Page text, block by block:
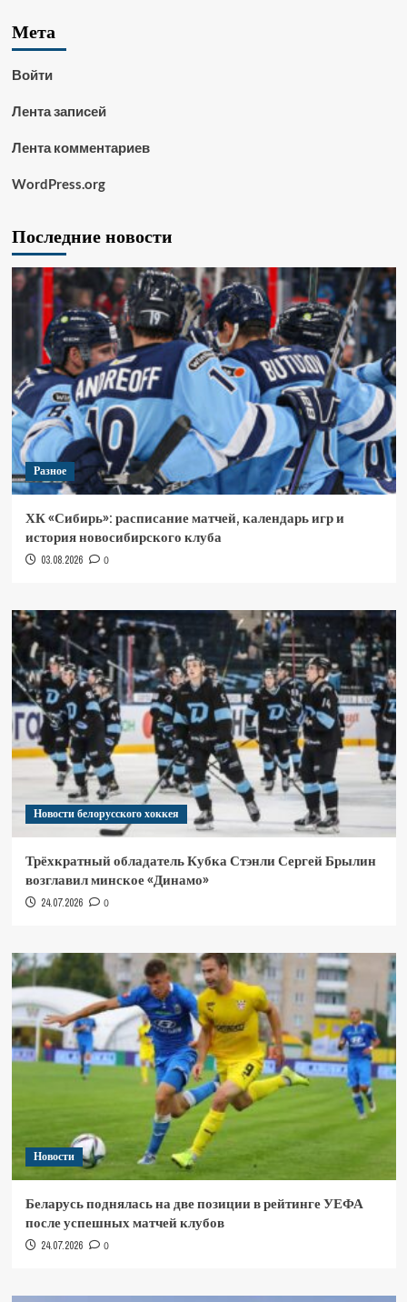
Мета
Войти
Лента записей
Лента комментариев
WordPress.org
Последние новости
Разное
ХК «Сибирь»: расписание матчей, календарь игр и
история новосибирского клуба
03.08.2026 0
Новости белорусского хоккея
Трёхкратный обладатель Кубка Стэнли Сергей Брылин
возглавил минское «Динамо»
24.07.2026 0
Новости
Беларусь поднялась на две позиции в рейтинге УЕФА
после успешных матчей клубов
24.07.2026 0